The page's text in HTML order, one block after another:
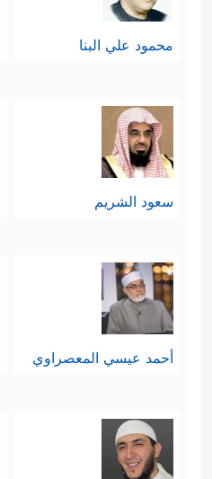
محمود علي البنا
سعود الشريم
أحمد عيسي المعصراوي